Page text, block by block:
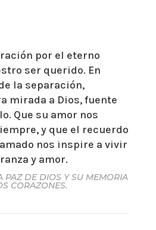
por el eterno
ser querido. En
la separación,
mirada a Dios, fuente
Que su amor nos
y que el recuerdo
nos inspire a vivir
y amor.
PAZ DE DIOS Y SU MEMORIA
CORAZONES.